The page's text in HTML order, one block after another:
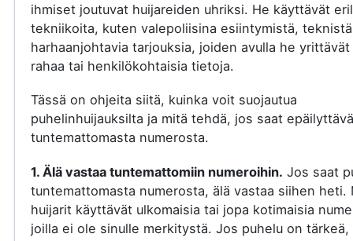
ihmiset joutuvat huijareiden uhriksi. He käyttävät
tekniikoita, kuten valepoliisina esiintymistä,
harhaanjohtavia tarjouksia, joiden avulla he yrittävät
rahaa tai henkilökohtaisia tietoja.
Tässä on ohjeita siitä, kuinka voit suojautua
puhelinhuijauksilta ja mitä tehdä, jos saat
tuntemattomasta numerosta.
1. Älä vastaa tuntemattomiin numeroihin. Jos saat
tuntemattomasta numerosta, älä vastaa siihen heti.
huijarit käyttävät ulkomaisia tai jopa kotimaisia
joilla ei ole sinulle merkitystä. Jos puhelu on